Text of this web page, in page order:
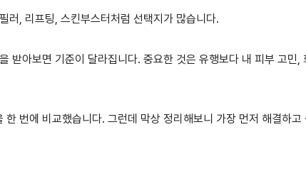
러, 리프팅, 스킨부스터처럼 선택지가 많습니다.
받아보면 기준이 달라집니다. 중요한 것은 유행보다 내 피부 고민,
번에 비교했습니다. 그런데 막상 정리해보니 가장 먼저 해결하고